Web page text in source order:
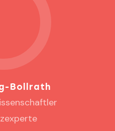
Bollrath